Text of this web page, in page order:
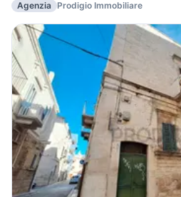
Agenzia Prodigio Immobiliare